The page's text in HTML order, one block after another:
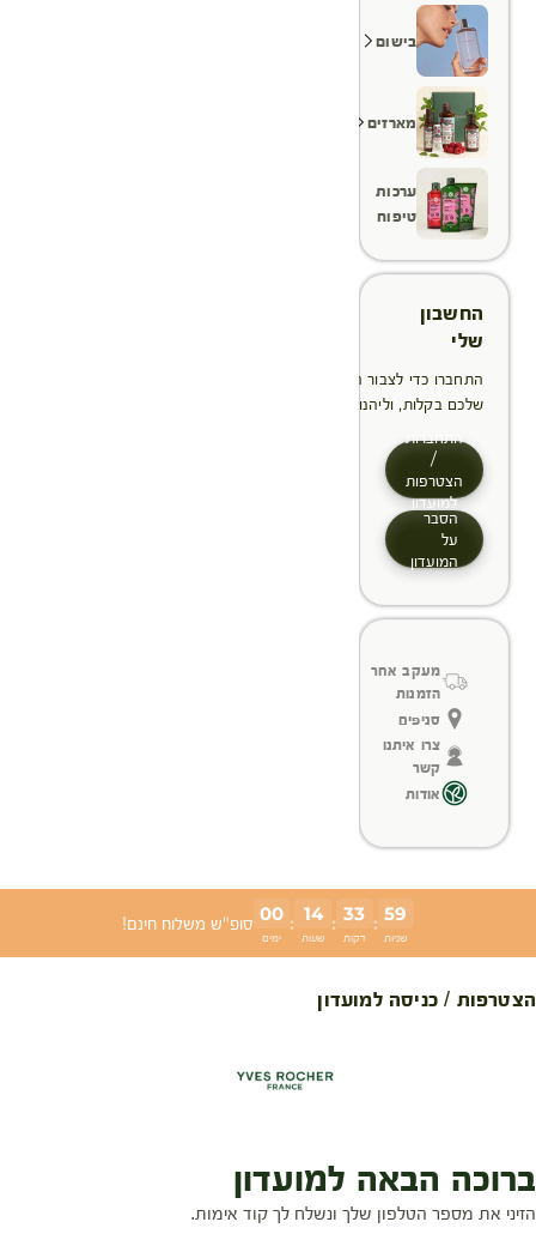
בישום
מארזים
ערכות
טיפוח
החשבון
שלי
התחברו כדי לצבור הטבות, לנהל ולעקוב אחר ההזמנות
שלכם בקלות, וליהנות מתהליך תשלום מהיר יותר
התחברות
/
הצטרפות
למועדון
הסבר
על
המועדון
מעקב אחר
הזמנות
סניפים
צרו איתנו
קשר
אודות
00
ימים
: 14
שעות
: 33
דקות
: 59
שניות
סופ"ש משלוח חינם!
הצטרפות / כניסה למועדון